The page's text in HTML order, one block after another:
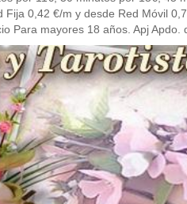
Fija 0,42 €/m y desde Red Móvil
Para mayores 18 años. Apj Apdo.